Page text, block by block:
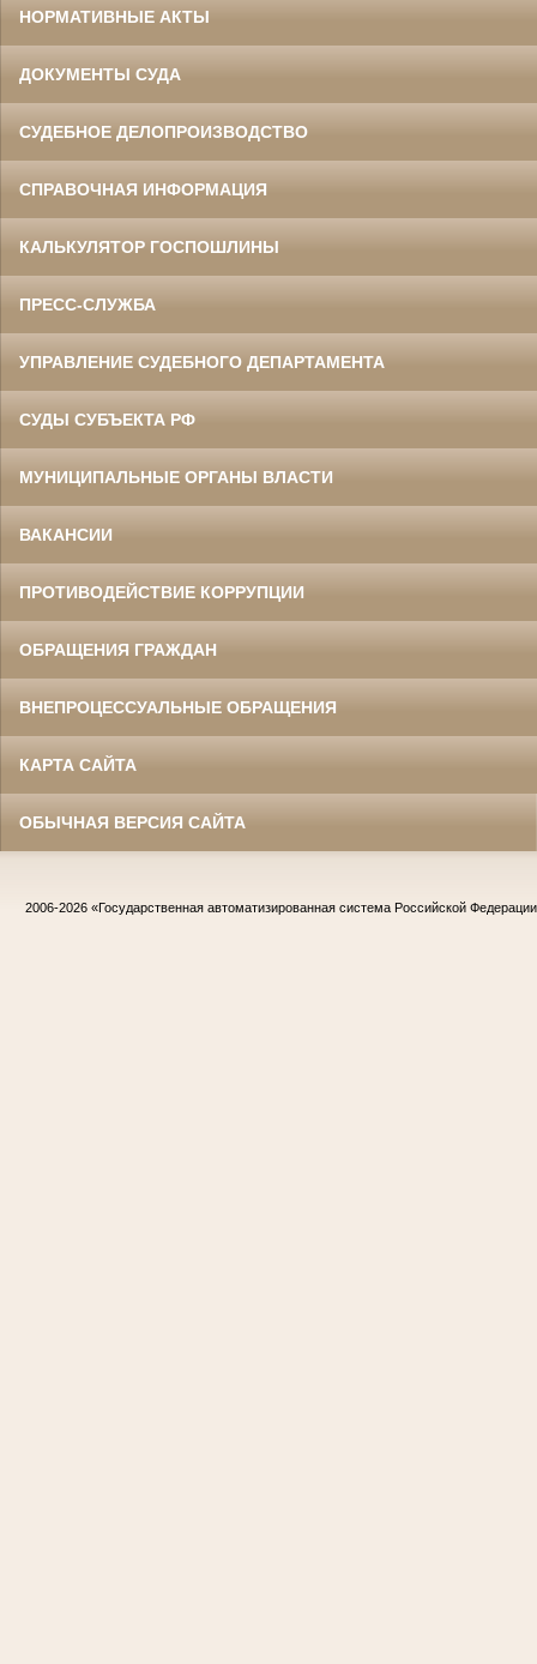
НОРМАТИВНЫЕ АКТЫ
ДОКУМЕНТЫ СУДА
СУДЕБНОЕ ДЕЛОПРОИЗВОДСТВО
СПРАВОЧНАЯ ИНФОРМАЦИЯ
КАЛЬКУЛЯТОР ГОСПОШЛИНЫ
ПРЕСС-СЛУЖБА
УПРАВЛЕНИЕ СУДЕБНОГО ДЕПАРТАМЕНТА
СУДЫ СУБЪЕКТА РФ
МУНИЦИПАЛЬНЫЕ ОРГАНЫ ВЛАСТИ
ВАКАНСИИ
ПРОТИВОДЕЙСТВИЕ КОРРУПЦИИ
ОБРАЩЕНИЯ ГРАЖДАН
ВНЕПРОЦЕССУАЛЬНЫЕ ОБРАЩЕНИЯ
КАРТА САЙТА
ОБЫЧНАЯ ВЕРСИЯ САЙТА
2006-2026 «Государственная автоматизированная система Российской